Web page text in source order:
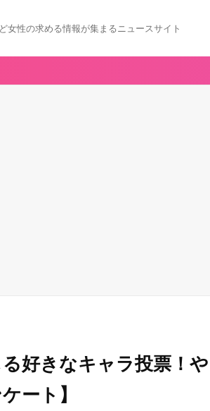
女性の求める情報が集まるニュースサイト
好きなキャラ投票！
ート】